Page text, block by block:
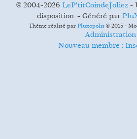
© 2004-2026 LeP'titCoindeJoliez-
disposition. - Généré par
Thème réalisé parPluxopolis© 2015 -
Administration
Nouveau membre :